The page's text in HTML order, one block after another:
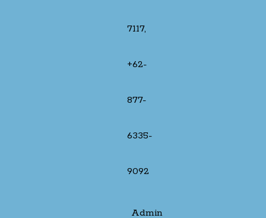
7117,
+62-
877-
6335-
9092
Admin